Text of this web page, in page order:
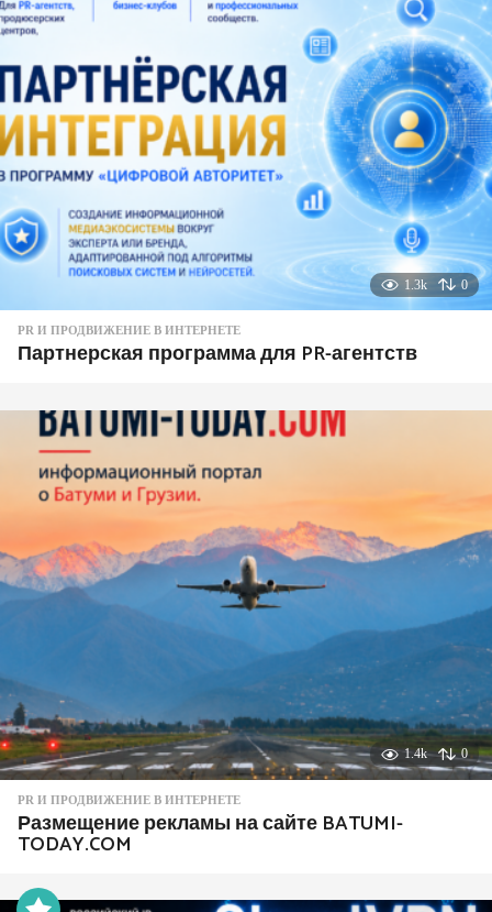
1.3k 0
PR И ПРОДВИЖЕНИЕ В ИНТЕРНЕТЕ
Партнерская программа для PR-агентств
1.4k 0
PR И ПРОДВИЖЕНИЕ В ИНТЕРНЕТЕ
Размещение рекламы на сайте BATUMI-
TODAY.COM